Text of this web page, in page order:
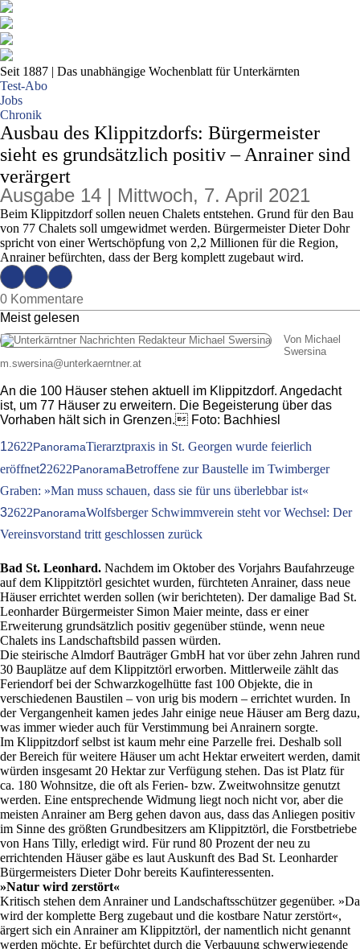
Seit 1887 | Das unabhängige Wochenblatt für Unterkärnten
Test-Abo
Jobs
Chronik
Ausbau des Klippitzdorfs: Bürgermeister
sieht es grundsätzlich positiv – Anrainer sind
verärgert
Ausgabe 14 | Mittwoch, 7. April 2021
Beim Klippitzdorf sollen neuen Chalets entstehen. Grund für den Bau
von 77 Chalets soll umgewidmet werden. Bürgermeister Dieter Dohr
spricht von einer Wertschöpfung von 2,2 Millionen für die Region,
Anrainer befürchten, dass der Berg komplett zugebaut wird.
0 Kommentare
Meist gelesen
Von Michael
Swersina
m.swersina@unterkaerntner.at
An die 100 Häuser stehen aktuell im Klippitzdorf. Angedacht
ist, um 77 Häuser zu erweitern. Die Begeisterung über das
Vorhaben hält sich in Grenzen. Foto: Bachhiesl
12622PanoramaTierarztpraxis in St. Georgen wurde feierlich
eröffnet22622PanoramaBetroffene zur Baustelle im Twimberger
Graben: »Man muss schauen, dass sie für uns überlebbar ist«
32622PanoramaWolfsberger Schwimmverein steht vor Wechsel: Der
Vereinsvorstand tritt geschlossen zurück
Bad St. Leonhard. Nachdem im Oktober des Vorjahrs Baufahrzeuge
auf dem Klippitztörl gesichtet wurden, fürchteten Anrainer, dass neue
Häuser errichtet werden sollen (wir berichteten). Der damalige Bad St.
Leonharder Bürgermeister Simon Maier meinte, dass er einer
Erweiterung grundsätzlich positiv gegenüber stünde, wenn neue
Chalets ins Landschaftsbild passen würden.
Die steirische Almdorf Bauträger GmbH hat vor über zehn Jahren rund
30 Bauplätze auf dem Klippitztörl erworben. Mittlerweile zählt das
Feriendorf bei der Schwarzkogelhütte fast 100 Objekte, die in
verschiedenen Baustilen – von urig bis modern – errichtet wurden. In
der Vergangenheit kamen jedes Jahr einige neue Häuser am Berg dazu,
was immer wieder auch für Verstimmung bei Anrainern sorgte.
Im Klippitzdorf selbst ist kaum mehr eine Parzelle frei. Deshalb soll
der Bereich für weitere Häuser um acht Hektar erweitert werden, damit
würden insgesamt 20 Hektar zur Verfügung stehen. Das ist Platz für
ca. 180 Wohnsitze, die oft als Ferien- bzw. Zweitwohnsitze genutzt
werden. Eine entsprechende Widmung liegt noch nicht vor, aber die
meisten Anrainer am Berg gehen davon aus, dass das Anliegen positiv
im Sinne des größten Grundbesitzers am Klippitztörl, die Forstbetriebe
von Hans Tilly, erledigt wird. Für rund 80 Prozent der neu zu
errichtenden Häuser gäbe es laut Auskunft des Bad St. Leonharder
Bürgermeisters Dieter Dohr bereits Kaufinteressenten.
»Natur wird zerstört«
Kritisch stehen dem Anrainer und Landschaftsschützer gegenüber. »Da
wird der komplette Berg zugebaut und die kostbare Natur zerstört«,
ärgert sich ein Anrainer am Klippitztörl, der namentlich nicht genannt
werden möchte. Er befürchtet durch die Verbauung schwerwiegende